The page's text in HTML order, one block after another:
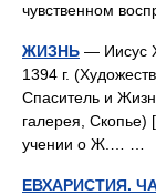
чувственном
ЖИЗНЬ — Иисус
1394 г.
Спаситель и
галерея, Скопье)
учении о Ж.… …
ЕВХАРИСТИЯ.